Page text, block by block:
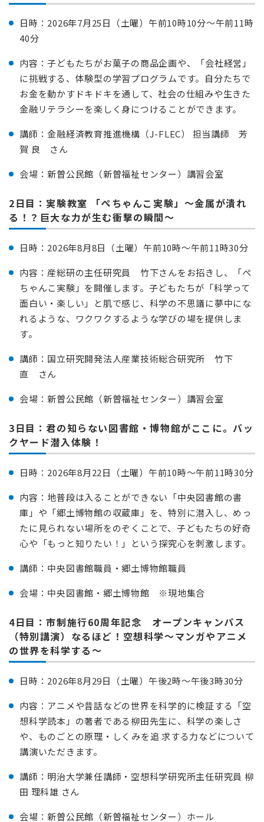
日時：2026年7月25日（土曜）午前10時10分～午前11時
40分
内容：子どもたちがお菓子の商品企画や、「会社経営」
に挑戦する、体験型の学習プログラムです。自分たちで
お金を動かすドキドキを通して、社会の仕組みや生きた
金融リテラシーを楽しく身につけることができます。
講師：金融経済教育推進機構（J-FLEC） 担当講師 芳
賀 良 さん
会場：新曽公民館（新曽福祉センター）講習会室
2日目：​実験教室 「ぺちゃんこ実験」～金属が潰れ
る！？巨大な力が生む衝撃の瞬間～
日時：2026年8月8日（土曜）午前10時～午前11時30分
内容：産総研の主任研究員 竹下さんをお招きし、「ぺ
ちゃんこ実験」を開催します。子どもたちが「科学って
面白い・楽しい」と肌で感じ、科学の不思議に夢中にな
れるような、ワクワクするような学びの場を提供しま
す。
講師：国立研究開発法人産業技術総合研究所 竹下
直 さん
会場：新曽公民館（新曽福祉センター）講習会室
3日目：君の知らない図書館・博物館がここに。バッ
クヤード潜入体験！
日時：2026年8月22日（土曜）午前10時～午前11時30分
内容：地普段は入ることができない「中央図書館の書
庫」や「郷土博物館の収蔵庫」を、特別に潜入し、めっ
たに見られない場所をのぞくことで、子どもたちの好奇
心や「もっと知りたい！」という探究心を刺激します。
講師：中央図書館職員・郷土博物館職員
会場：中央図書館・郷土博物館 ※現地集合
4日目：市制施行60周年記念 オープンキャンパス
（特別講演）なるほど！空想科学～マンガやアニメ
の世界を科学する～
日時：2026年8月29日（土曜）午後2時～午後3時30分
内容：アニメや昔話などの世界を科学的に検証する「空
想科学読本」の著者である柳田先生に、科学の楽しさ
や、ものごとの原理・しくみを追 求する力などについて
講演いただきます。
講師：明治大学兼任講師・空想科学研究所主任研究員 柳
田 理科雄 さん
会場：新曽公民館（新曽福祉センター）ホール